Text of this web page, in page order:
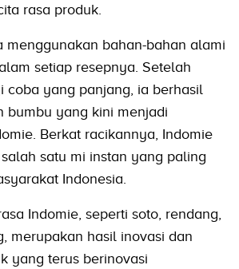
rasa produk.
menggunakan bahan-bahan alami
setiap resepnya. Setelah
coba yang panjang, ia berhasil
bumbu yang kini menjadi
Berkat racikannya, Indomie
satu mi instan yang paling
Indonesia.
Indomie, seperti soto, rendang,
merupakan hasil inovasi dan
yang terus berinovasi